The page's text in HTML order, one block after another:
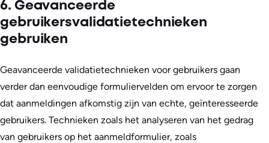
6. Geavanceerde
gebruikersvalidatietechnieken
gebruiken
Geavanceerde validatietechnieken voor gebruikers gaan
verder dan eenvoudige formuliervelden om ervoor te zorgen
dat aanmeldingen afkomstig zijn van echte, geïnteresseerde
gebruikers. Technieken zoals het analyseren van het gedrag
van gebruikers op het aanmeldformulier, zoals